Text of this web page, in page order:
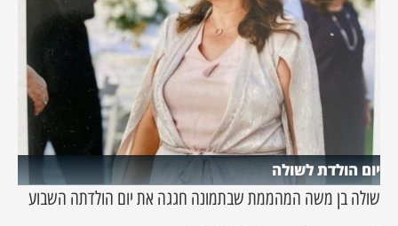
יום הולדת לשולה
שולה בן משה המהממת שבתמונה חגגה את יום הולדתה השבוע